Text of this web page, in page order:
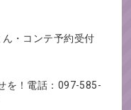
・コンテ予約受付
を！電話：097-585-